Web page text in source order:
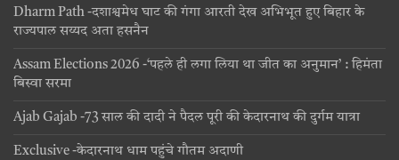
Dharm Path -दशाश्वमेध घाट की गंगा आरती देख अभिभूत हुए बिहार के
राज्यपाल सय्यद अता हसनैन
Assam Elections 2026 -‘पहले ही लगा लिया था जीत का अनुमान’ : हिमंता
बिस्वा सरमा
Ajab Gajab -73 साल की दादी ने पैदल पूरी की केदारनाथ की दुर्गम यात्रा
Exclusive -केदारनाथ धाम पहुंचे गौतम अदाणी